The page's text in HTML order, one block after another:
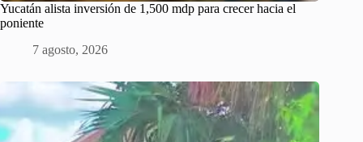
Yucatán alista inversión de 1,500 mdp para crecer hacia el
poniente
7 agosto, 2026